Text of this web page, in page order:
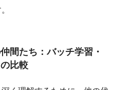
間たち：バッチ学習・
比較